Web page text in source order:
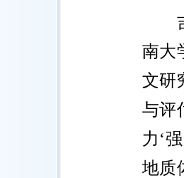
吉
南大
文研
与评
力‘
地质